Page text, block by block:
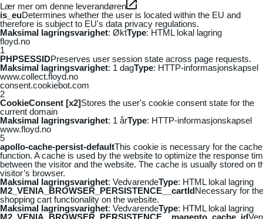
Lær mer om denne leverandøren
is_euDetermines whether the user is located within the EU and
therefore is subject to EU's data privacy regulations.
Maksimal lagringsvarighet: ØktType: HTML lokal lagring
floyd.no
1
PHPSESSIDPreserves user session state across page requests.
Maksimal lagringsvarighet: 1 dagType: HTTP-informasjonskapsel
www.collect.floyd.no
consent.cookiebot.com
2
CookieConsent [x2]Stores the user's cookie consent state for the
current domain
Maksimal lagringsvarighet: 1 årType: HTTP-informasjonskapsel
www.floyd.no
5
apollo-cache-persist-defaultThis cookie is necessary for the cache
function. A cache is used by the website to optimize the response
between the visitor and the website. The cache is usually stored on
visitor’s browser.
Maksimal lagringsvarighet: VedvarendeType: HTML lokal lagring
M2_VENIA_BROWSER_PERSISTENCE__cartIdNecessary for the
shopping cart functionality on the website.
Maksimal lagringsvarighet: VedvarendeType: HTML lokal lagring
M2_VENIA_BROWSER_PERSISTENCE__magento_cache_id